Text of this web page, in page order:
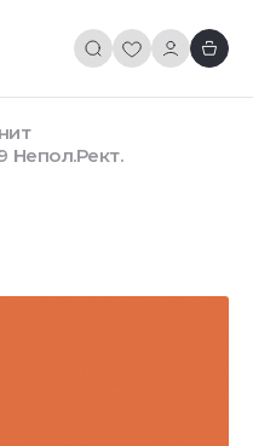
Непол.Рект.